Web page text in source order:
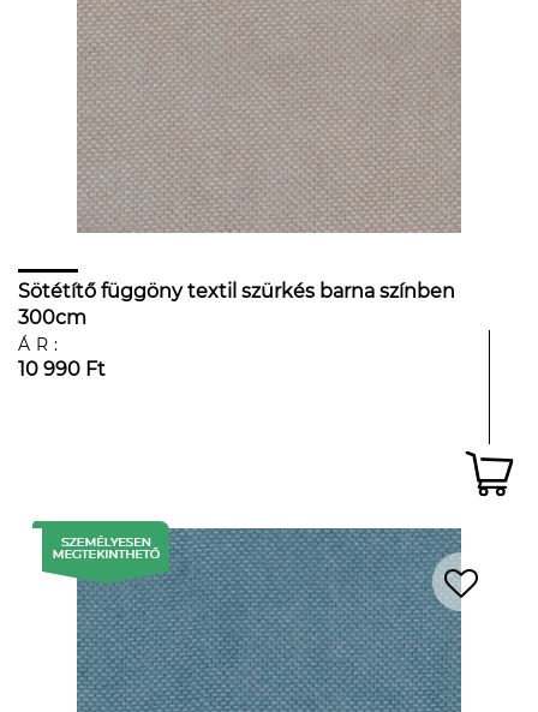
Sötétítő függöny textil szürkés barna színben
300cm
ÁR:
10 990 Ft